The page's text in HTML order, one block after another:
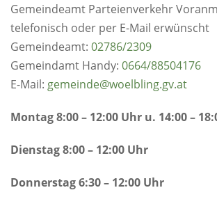
Gemeindeamt Parteienverkehr
telefonisch oder per E-Mail erwünscht
Gemeindeamt: 02786/2309
Gemeindamt Handy: 0664/88504176
E-Mail: gemeinde@woelbling.gv.at
Montag 8:00 – 12:00 Uhr u. 14:00 –
Dienstag 8:00 – 12:00 Uhr
Donnerstag 6:30 – 12:00 Uhr